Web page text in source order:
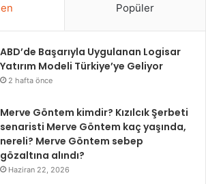
Popüler
ABD’de Başarıyla Uygulanan Logisar
Yatırım Modeli Türkiye’ye Geliyor
2 hafta önce
Merve Göntem kimdir? Kızılcık Şerbeti
senaristi Merve Göntem kaç yaşında,
nereli? Merve Göntem sebep
gözaltına alındı?
Haziran 22, 2026